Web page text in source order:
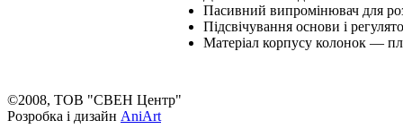
Пасивний випромінювач для
Підсвічування основи і
Матеріал корпусу колонок —
©2008, ТОВ "СВЕН Центр"
Розробка і дизайн AniArt